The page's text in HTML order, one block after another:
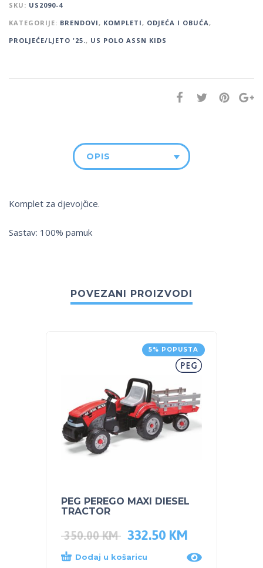
SKU: US2090-4
KATEGORIJE: BRENDOVI, KOMPLETI, ODJEĆA I OBUĆA,
PROLJEĆE/LJETO '25., US POLO ASSN KIDS
OPIS
Komplet za djevojčice.
Sastav: 100% pamuk
POVEZANI PROIZVODI
5% POPUSTA
PEG PEREGO MAXI DIESEL
TRACTOR
350.00KM 332.50 KM
Dodaj u košaricu